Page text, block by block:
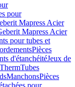
pour
Mapress Acier
Mapress Acier
pour tubes et
Pièces
d'étanchéitéJeux de
Tubes
ManchonsPièces
pour